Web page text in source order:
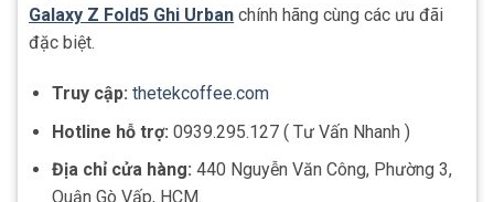
Galaxy Z Fold5 Ghi Urban chính hãng cùng các ưu đãi
đặc biệt.
Truy cập: thetekcoffee.com
Hotline hỗ trợ: 0939.295.127 ( Tư Vấn Nhanh )
Địa chỉ cửa hàng: 440 Nguyễn Văn Công, Phường 3,
Quận Gò Vấp, HCM.